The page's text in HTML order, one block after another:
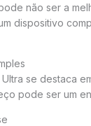
não ser a
dispositivo
Ultra se destaca
pode ser um